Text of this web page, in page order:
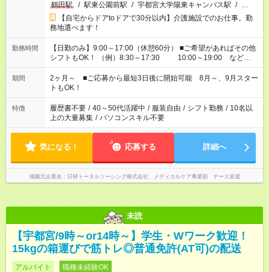
鶴田駅
/ 駅東公園前駅 / 宇都宮大学陽東キャンパス駅 / …
【自宅からドアtoドアで30分以内】介護施設でのお仕事。勤
務地選べます！
勤務時間
【日勤のみ】9:00～17:00（休憩60分） ■ご希望があればその他
シフトもOK！ （例）8:30～17:30 10:00～19:00 など
「家族とお休みを合わせたい」 「できれば残業はしたくない」
など、あなたのご希望に沿ったお仕事をご紹介します！ ※Wワ
ーク希望の方へ 今ご覧のお仕事で希望する勤務時間と、もう1つ
のお仕事の勤務時間。 合計で週40時間を超える場合は応募でき
ません
期間
2ヶ月～ ■ご応募から最短3日後に開始可能 8月～、9月スター
トもOK！
特徴 履歴書不要 / 40～50代活躍中 / 服装自由 / シフト勤務 / 10名以
上の大量募集 / パソコンスキル不要
気になる！ 応募する 詳細へ
掲載元企業名 日研トータルソーシング株式会社 メディカルケア事業部 ナース派遣
未読
【宇都宮/9時～or14時～】学生・Wワーク歓迎！
15kgの箱運びで筋トレ◎普通免許(AT可)の配送
アルバイト 職種未経験OK